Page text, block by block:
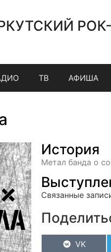
ТВ АФИША
История
Метал банда о
Связанные
VK